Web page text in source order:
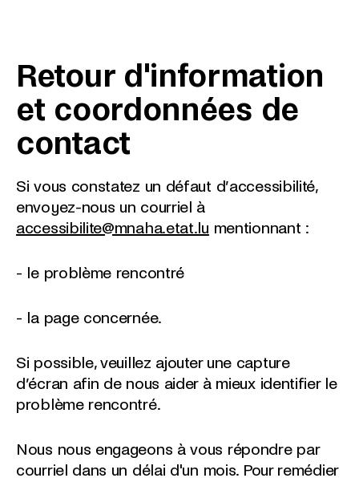
Retour d'information
et coordonnées de
contact
Si vous constatez un défaut d’accessibilité,
envoyez-nous un courriel à
accessibilite@mnaha.etat.lu mentionnant :
- le problème rencontré
- la page concernée.
Si possible, veuillez ajouter une capture
d’écran afin de nous aider à mieux identifier le
problème rencontré.
Nous nous engageons à vous répondre par
courriel dans un délai d'un mois. Pour remédier